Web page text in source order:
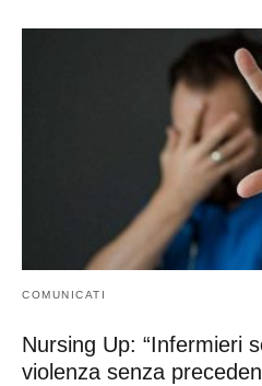
COMUNICATI
Nursing Up: “Infermieri
violenza senza